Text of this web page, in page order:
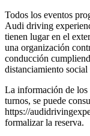
Todos los eventos
Audi driving
tienen lugar en el
una organización
conducción
distanciamiento
La información de los
turnos, se puede
https://
formalizar la reserva.